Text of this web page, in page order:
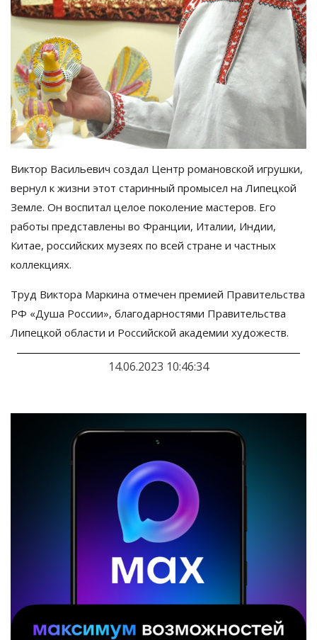
Виктор Васильевич создал Центр романовской игрушки,
вернул к жизни этот старинный промысел на Липецкой
Земле. Он воспитал целое поколение мастеров. Его
работы представлены во Франции, Италии, Индии,
Китае, российских музеях по всей стране и частных
коллекциях.
Труд Виктора Маркина отмечен премией Правительства
РФ «Душа России», благодарностями Правительства
Липецкой области и Российской академии художеств.
14.06.2023 10:46:34